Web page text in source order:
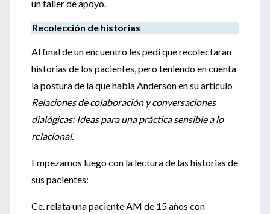
un taller de apoyo.
Recolección de historias
Al final de un encuentro les pedí que recolectaran
historias de los pacientes, pero teniendo en cuenta
la postura de la que habla Anderson en su artículo
Relaciones de colaboración y conversaciones
dialógicas: Ideas para una práctica sensible a lo
relacional.
Empezamos luego con la lectura de las historias de
sus pacientes:
Ce. relata una paciente AM de 15 años con